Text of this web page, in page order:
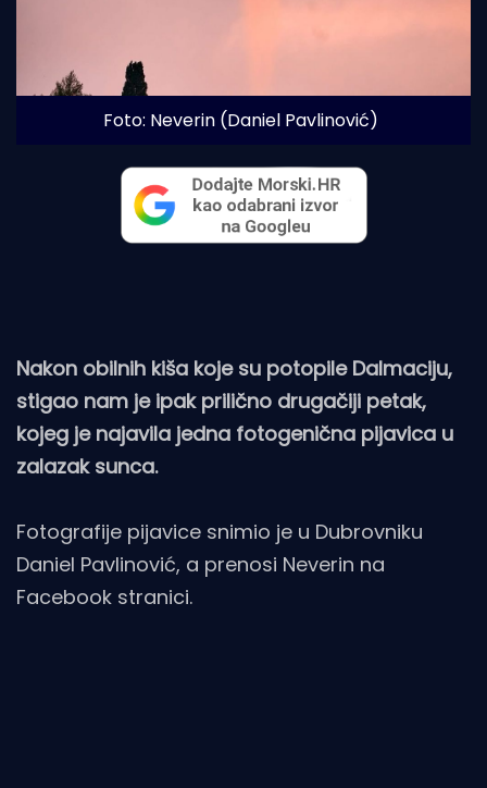
Foto: Neverin (Daniel Pavlinović)
Nakon obilnih kiša koje su potopile Dalmaciju,
stigao nam je ipak prilično drugačiji petak,
kojeg je najavila jedna fotogenična pijavica u
zalazak sunca.
Fotografije pijavice snimio je u Dubrovniku
Daniel Pavlinović, a prenosi Neverin na
Facebook stranici.